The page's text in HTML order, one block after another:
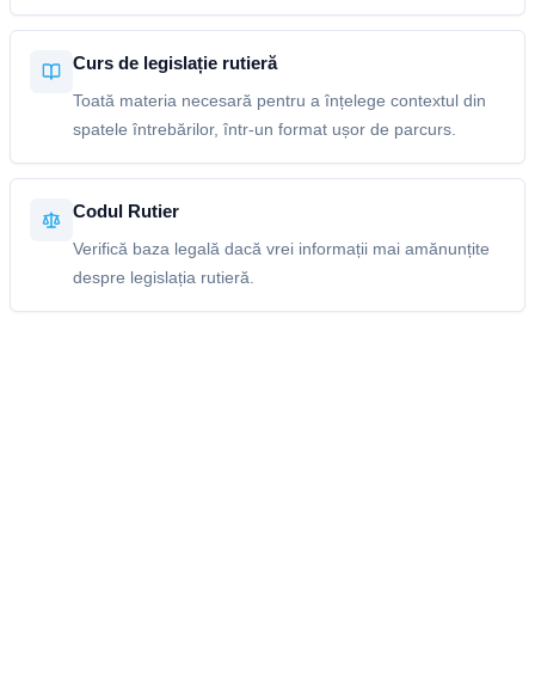
Curs de legislație rutieră
Toată materia necesară pentru a înțelege contextul din
spatele întrebărilor, într-un format ușor de parcurs.
Codul Rutier
Verifică baza legală dacă vrei informații mai amănunțite
despre legislația rutieră.